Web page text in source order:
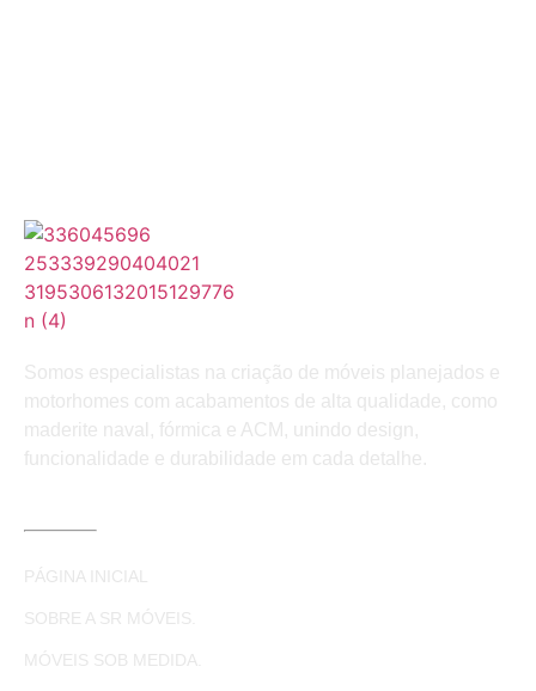
Somos especialistas na criação de móveis planejados e
motorhomes com acabamentos de alta qualidade, como
maderite naval, fórmica e ACM, unindo design,
funcionalidade e durabilidade em cada detalhe.
PÁGINA INICIAL
SOBRE A SR MÓVEIS.
MÓVEIS SOB MEDIDA.